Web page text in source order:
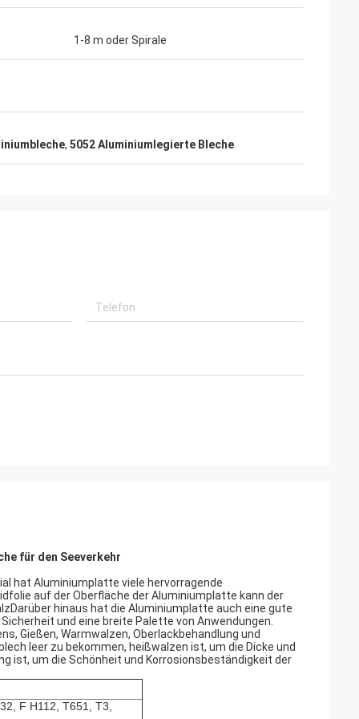
1-8 m oder Spirale
, 5052 Aluminiumlegierte Bleche
für den Seeverkehr
hat Aluminiumplatte viele hervorragende
auf der Oberfläche der Aluminiumplatte kann der
hinaus hat die Aluminiumplatte auch eine gute
und eine breite Palette von Anwendungen.
Gießen, Warmwalzen, Oberlackbehandlung und
leer zu bekommen, heißwalzen ist, um die Dicke und
ist, um die Schönheit und Korrosionsbeständigkeit der
F H112, T651, T3,